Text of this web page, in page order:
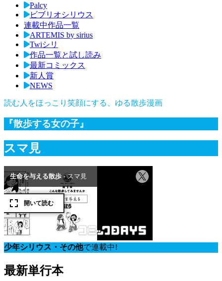
Palcy
ビブリオシリウス
連載中作品一覧
ARTEMIS by sirius
Twiシリ
作品一覧と試し読み
最新コミックス
新人賞
NEWS
読む人をほっこり笑顔にする、ゆる散歩漫画
『散歩する女の子』
スマ見
少年シリウス・その他で連載中!
最新単行本